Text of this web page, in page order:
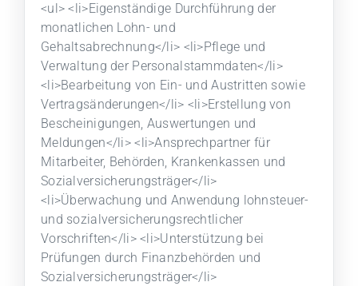
<ul> <li>Eigenständige Durchführung der
monatlichen Lohn- und
Gehaltsabrechnung</li> <li>Pflege und
Verwaltung der Personalstammdaten</li>
<li>Bearbeitung von Ein- und Austritten sowie
Vertragsänderungen</li> <li>Erstellung von
Bescheinigungen, Auswertungen und
Meldungen</li> <li>Ansprechpartner für
Mitarbeiter, Behörden, Krankenkassen und
Sozialversicherungsträger</li>
<li>Überwachung und Anwendung lohnsteuer-
und sozialversicherungsrechtlicher
Vorschriften</li> <li>Unterstützung bei
Prüfungen durch Finanzbehörden und
Sozialversicherungsträger</li>